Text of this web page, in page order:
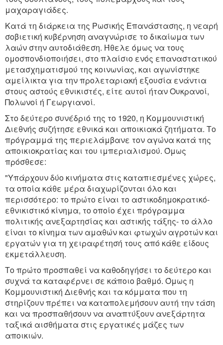
μαχαραγιάδες.
Κατά τη διάρκεια της Ρωσικής Επανάστασης, η νεαρή
σοβιετική κυβέρνηση αναγνώρισε το δικαίωμα των
λαών στην αυτοδιάθεση. Ήθελε όμως να τους
ομοσπονδιοποιήσει, στο πλαίσιο ενός επαναστατικού
μετασχηματισμού της κοινωνίας, και αγωνίστηκε
αμείλικτα για την προλεταριακή εξουσία ενάντια
στους αστούς εθνικιστές, είτε αυτοί ήταν Ουκρανοί,
Πολωνοί ή Γεωργιανοί.
Στο δεύτερο συνέδριό της το 1920, η Κομμουνιστική
Διεθνής συζήτησε εθνικά και αποικιακά ζητήματα. Το
πρόγραμμά της περιελάμβανε τον αγώνα κατά της
αποικιοκρατίας και του ιμπεριαλισμού. Όμως
πρόσθεσε:
"Υπάρχουν δύο κινήματα στις καταπιεσμένες χώρες,
τα οποία κάθε μέρα διαχωρίζονται όλο και
περισσότερο: το πρώτο είναι το αστικοδημοκρατικό-
εθνικιστικό κίνημα, το οποίο έχει πρόγραμμα
πολιτικής ανεξαρτησίας και αστικής τάξης- το άλλο
είναι το κίνημα των αμαθών και φτωχών αγροτών και
εργατών για τη χειραφέτησή τους από κάθε είδους
εκμετάλλευση.
Το πρώτο προσπαθεί να καθοδηγήσει το δεύτερο και
συχνά τα καταφέρνει σε κάποιο βαθμό. Όμως η
Κομμουνιστική Διεθνής και τα κόμματα που τη
στηρίζουν πρέπει να καταπολεμήσουν αυτή την τάση
και να προσπαθήσουν να αναπτύξουν ανεξάρτητα
ταξικά αισθήματα στις εργατικές μάζες των
αποικιών.